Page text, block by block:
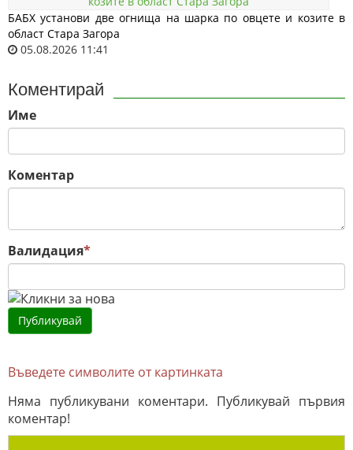
БАБХ установи две огнища на шарка по овцете и козите в
област Стара Загора
05.08.2026 11:41
Коментирай
Име
Коментар
Валидация*
Въведете символите от картинката
Няма публикувани коментари. Публикувай първия
коментар!